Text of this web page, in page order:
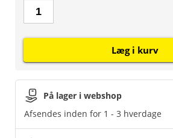
På lager i webshop
Afsendes inden for 1 - 3 hverdage
Læg i kurv